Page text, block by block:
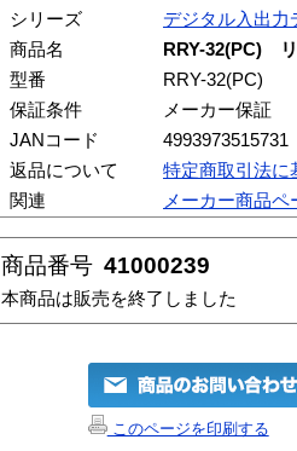
シリーズ
デジタル入出力
商品名
RRY-32(PC)
型番
RRY-32(PC)
保証条件
メーカー保証
JANコード
4993973515731
返品について
特定商取引法に
関連
メーカー商品ペ
商品番号 41000239
本商品は販売を終了しました
このページを印刷する